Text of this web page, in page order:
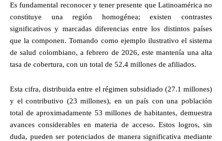
Es fundamental reconocer y tener presente que Latinoamérica no
constituye una región homogénea; existen contrastes
significativos y marcadas diferencias entre los distintos países
que la componen. Tomando como ejemplo ilustrativo el sistema
de salud colombiano, a febrero de 2026, este mantenía una alta
tasa de cobertura, con un total de 52.4 millones de afiliados.
Esta cifra, distribuida entre el régimen subsidiado (27.1 millones)
y el contributivo (23 millones), en un país con una población
total de aproximadamente 53 millones de habitantes, demuestra
avances considerables en materia de acceso. Estos logros, sin
duda, pueden ser potenciados de manera significativa mediante